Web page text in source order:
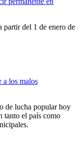
partir del 1 de enero de
a los malos
de lucha popular hoy
tanto el país como